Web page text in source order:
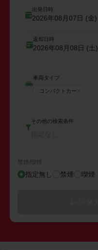
出発日時
2026年08月07日 (金)
返却日時
2026年08月08日 (土)
車両タイプ
コンパクトカー
その他の検索条件
禁煙/喫煙
指定無し 禁煙 喫煙